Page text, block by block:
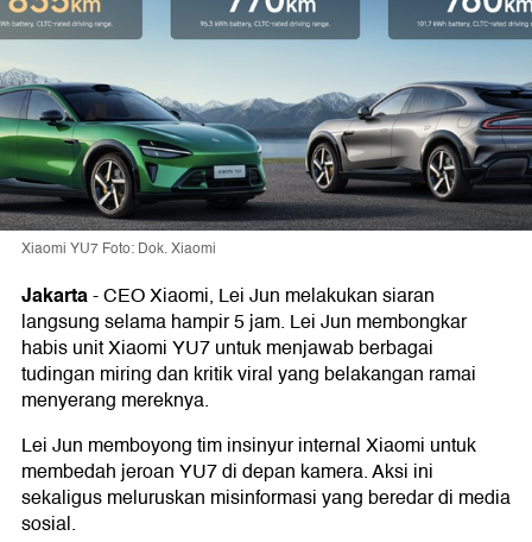
Xiaomi YU7 Foto: Dok. Xiaomi
Jakarta-CEO Xiaomi, Lei Jun melakukan siaran
langsung selama hampir 5 jam. Lei Jun membongkar
habis unit Xiaomi YU7 untuk menjawab berbagai
tudingan miring dan kritik viral yang belakangan ramai
menyerang mereknya.
Lei Jun memboyong tim insinyur internal Xiaomi untuk
membedah jeroan YU7 di depan kamera. Aksi ini
sekaligus meluruskan misinformasi yang beredar di media
sosial.